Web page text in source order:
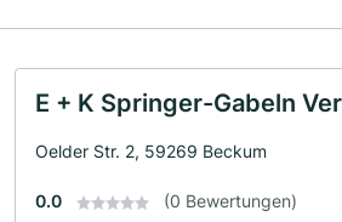
E + K Springer-Gabeln
Oelder Str. 2, 59269 Beckum
0.0 (0 Bewertungen)